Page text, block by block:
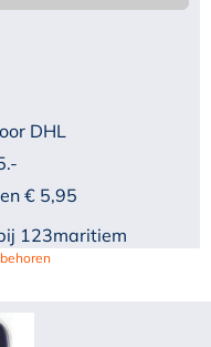
DHL
€ 5,95